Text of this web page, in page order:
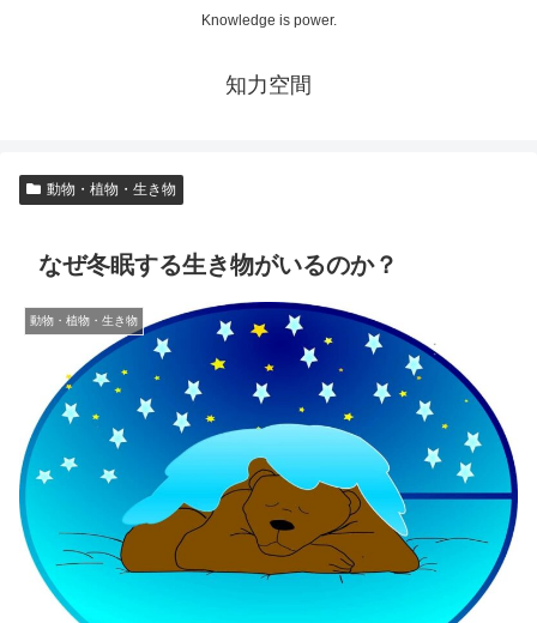
Knowledge is power.
知力空間
動物・植物・生き物
なぜ冬眠する生き物がいるのか？
動物・植物・生き物